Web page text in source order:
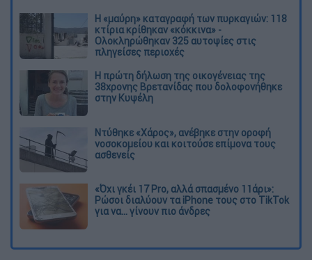
Η «μαύρη» καταγραφή των πυρκαγιών: 118
κτίρια κρίθηκαν «κόκκινα» -
Ολοκληρώθηκαν 325 αυτοψίες στις
πληγείσες περιοχές
Η πρώτη δήλωση της οικογένειας της
38χρονης Βρετανίδας που δολοφονήθηκε
στην Κυψέλη
Ντύθηκε «Χάρος», ανέβηκε στην οροφή
νοσοκομείου και κοιτούσε επίμονα τους
ασθενείς
«Όχι γκέι 17 Pro, αλλά σπασμένο 11άρι»:
Ρώσοι διαλύουν τα iPhone τους στο TikTok
για να... γίνουν πιο άνδρες